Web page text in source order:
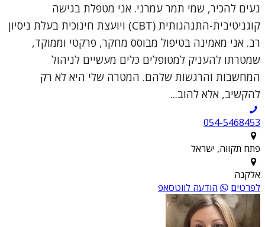
נעים להכיר, שמי תמר עמרני. אני מטפלת בגישה
קוגניטיבית-התנהגותית (CBT) ויועצת חינוכית בעלת ניסיון
רב. אני מאמינה בטיפול מבוסס מחקר, פרקטי וממוקד,
שמטרתו להעניק למטופלים כלים מעשיים לניהול
המחשבות והרגשות שלהם. המטרה שלי היא לא רק
להקשיב, אלא להוב...
054-5468453
פתח תקווה, ישראל
אלקנה
לפרטים
הודעה לווטסאפ